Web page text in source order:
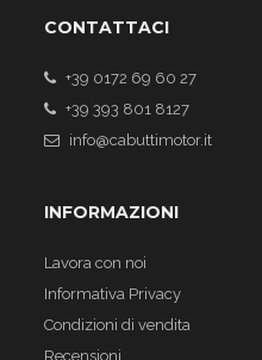
CONTATTACI
+39 0172 69 60 27
+39 393 801 8127
info@cabuttimotor.it
INFORMAZIONI
Lavora con noi
Informativa Privacy
Condizioni di vendita
Recensioni